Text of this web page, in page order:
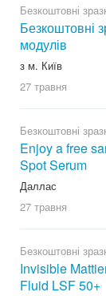
Безкоштовні
Безкоштовні
модулів
з м. Київ
27 травня
Безкоштовні
Enjoy a free
Spot Serum
Даллас
27 травня
Безкоштовні
Invisible
Fluid LSF 50+